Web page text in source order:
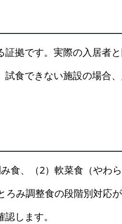
拠です。実際の入居者
食できない施設の場合
食、（2）軟菜食（やわ
み調整食の段階別対応
します。